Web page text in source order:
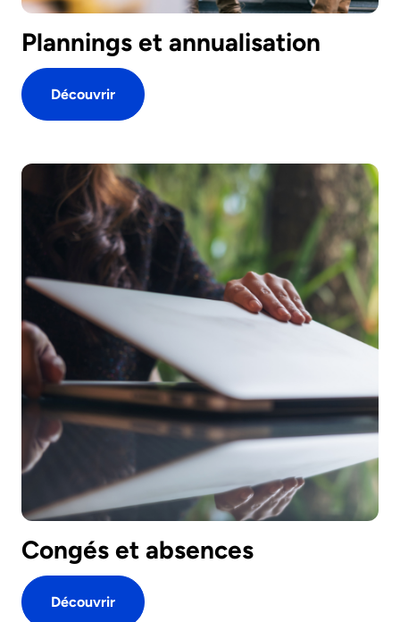
Plannings et annualisation
Découvrir
Congés et absences
Découvrir